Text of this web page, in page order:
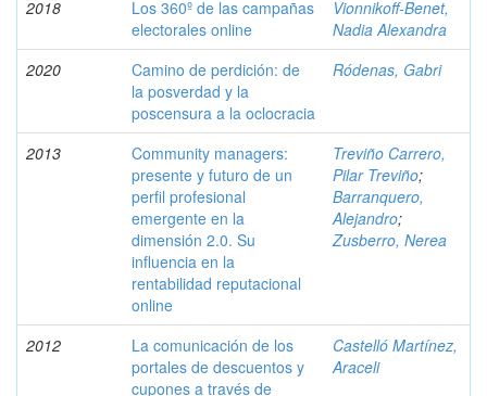
2018
Los 360º de las campañas
electorales online
Vionnikoff-Benet,
Nadia Alexandra
2020
Camino de perdición: de
la posverdad y la
poscensura a la oclocracia
Ródenas, Gabri
2013
Community managers:
presente y futuro de un
perfil profesional
emergente en la
dimensión 2.0. Su
influencia en la
rentabilidad reputacional
online
Treviño Carrero,
Pilar Treviño;
Barranquero,
Alejandro;
Zusberro, Nerea
2012
La comunicación de los
portales de descuentos y
cupones a través de
Castelló Martínez,
Araceli